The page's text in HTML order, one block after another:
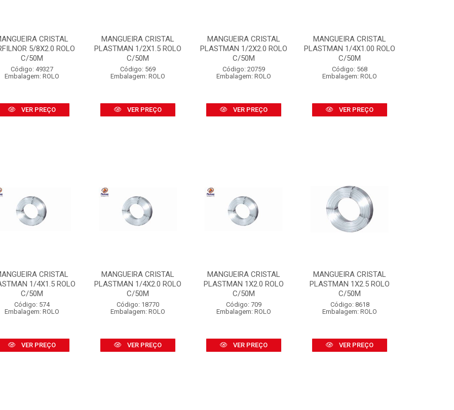
CRISTAL
5/8X2.0 ROLO
C/50M
Código: 49327
Embalagem: ROLO
VER PREÇO
MANGUEIRA CRISTAL
PLASTMAN 1/2X1.5 ROLO
C/50M
Código: 569
Embalagem: ROLO
VER PREÇO
MANGUEIRA CRISTAL
PLASTMAN 1/2X2.0 ROLO
C/50M
Código: 20759
Embalagem: ROLO
VER PREÇO
MANGUEIRA CRISTAL
PLASTMAN 1/4X1.00 ROLO
C/50M
Código: 568
Embalagem: ROLO
VER PREÇO
CRISTAL
1/4X1.5 ROLO
C/50M
Código: 574
Embalagem: ROLO
VER PREÇO
MANGUEIRA CRISTAL
PLASTMAN 1/4X2.0 ROLO
C/50M
Código: 18770
Embalagem: ROLO
VER PREÇO
MANGUEIRA CRISTAL
PLASTMAN 1X2.0 ROLO
C/50M
Código: 709
Embalagem: ROLO
VER PREÇO
MANGUEIRA CRISTAL
PLASTMAN 1X2.5 ROLO
C/50M
Código: 8618
Embalagem: ROLO
VER PREÇO